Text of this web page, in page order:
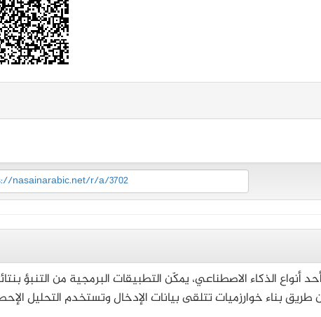
nasainarabic.net/r/a/3702
أنواع الذكاء الاصطناعي، يمكّن التطبيقات البرمجية من التنبؤ
بناء خوارزميات تتلقى بيانات الإدخال وتستخدم التحليل